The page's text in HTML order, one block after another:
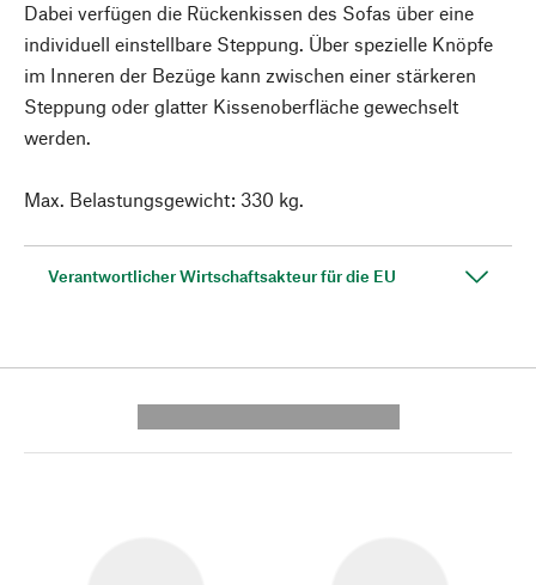
Dabei verfügen die Rückenkissen des Sofas über eine
individuell einstellbare Steppung. Über spezielle Knöpfe
im Inneren der Bezüge kann zwischen einer stärkeren
Steppung oder glatter Kissenoberfläche gewechselt
werden.
Max. Belastungsgewicht: 330 kg.
Verantwortlicher Wirtschaftsakteur für die EU